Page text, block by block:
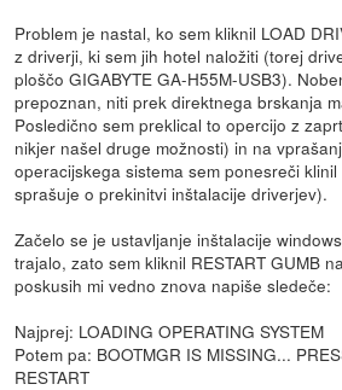
Problem je nastal, ko sem kliknil LOAD
z driverji, ki sem jih hotel naložiti (torej
ploščo GIGABYTE GA-H55M-USB3).
prepoznan, niti prek direktnega brskanja
Posledično sem preklical to opercijo z
nikjer našel druge možnosti) in na
operacijskega sistema sem ponesreči klinil
sprašuje o prekinitvi inštalacije driverjev).
Začelo se je ustavljanje inštalacije
trajalo, zato sem kliknil RESTART GUMB
poskusih mi vedno znova napiše sledeče:
Najprej: LOADING OPERATING SYSTEM
Potem pa: BOOTMGR IS MISSING...
RESTART